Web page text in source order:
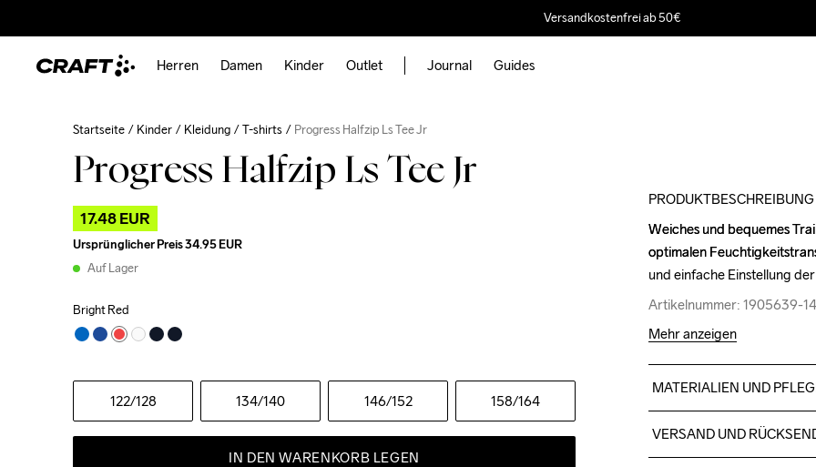
Versandkostenfrei ab 50€
Herren Damen Kinder Outlet Journal Guides
Startseite Kinder Kleidung T-shirts Progress Halfzip Ls Tee Jr
Progress Halfzip Ls Tee Jr
17.48 EUR
Ursprünglicher Preis34.95 EUR
Auf Lager
Bright Red
122/128 134/140 146/152 158/164
IN DEN WARENKORB LEGEN
PRODUKTBESCHREIBUNG
Weiches und bequemes
optimalen
und einfache Einstellung
Artikelnummer: 1905639-
Weiches und bequemes
optimalen
und einfache Einstellung
Artikelnummer: 1905639-
Mehr anzeigen
MATERIALIEN UND
VERSAND UND